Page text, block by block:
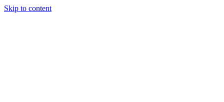
Skip to content